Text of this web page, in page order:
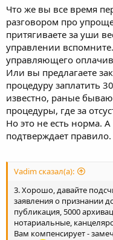
Что же вы все время
разговором про
притягиваете за уши
управлении
управляющего
Или вы предлагаете
процедуру заплатить
известно, раные
процедуры, где за
Но это не есть норма.
подтверждает правило.
Vadim сказал(а):
3. Хорошо, давайте
заявления о признании
публикация, 5000
нотариальные,
Вам компенсирует -